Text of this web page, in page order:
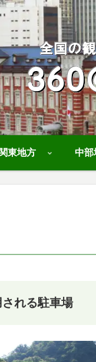
東地方 中部
れる駐車場